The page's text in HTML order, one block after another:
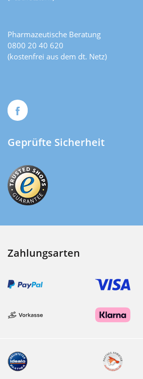
Pharmazeutische Beratung
0800 20 40 620
(kostenfrei aus dem dt. Netz)
Geprüfte Sicherheit
Zahlungsarten